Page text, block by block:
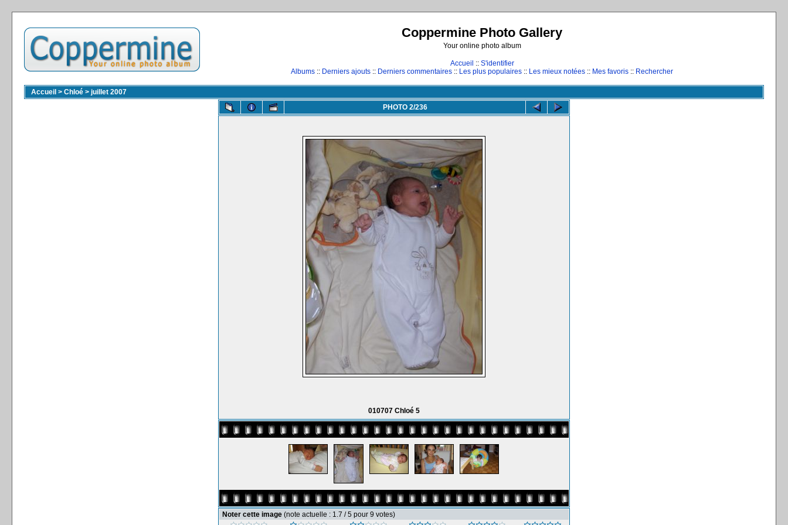
Coppermine Photo Gallery
Your online photo album
Accueil :: S'identifier
Albums :: Derniers ajouts :: Derniers commentaires :: Les plus populaires :: Les mieux notées :: Mes favoris :: Rechercher
Accueil > Chloé > juillet 2007
PHOTO 2/236
010707 Chloé 5
Noter cette image (note actuelle : 1.7 / 5 pour 9 votes)